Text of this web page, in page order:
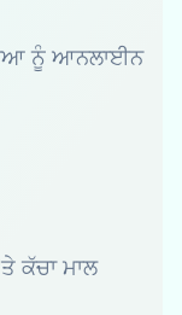
ਨੂੰ ਆਨਲਾਈਨ
ਕੱਚਾ ਮਾਲ